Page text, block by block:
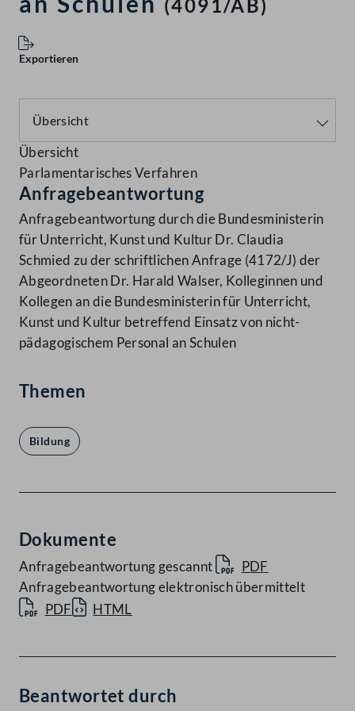
(4091/AB)
Exportieren
Übersicht
Parlamentarisches Verfahren
Anfragebeantwortung
Anfragebeantwortung durch die Bundesministerin
für Unterricht, Kunst und Kultur Dr. Claudia
Schmied zu der schriftlichen Anfrage (4172/J) der
Abgeordneten Dr. Harald Walser, Kolleginnen und
Kollegen an die Bundesministerin für Unterricht,
Kunst und Kultur betreffend Einsatz von nicht-
pädagogischem Personal an Schulen
Themen
Bildung
Dokumente
Anfragebeantwortung gescannt
PDF
Anfragebeantwortung elektronisch übermittelt
PDF
HTML
Beantwortet durch